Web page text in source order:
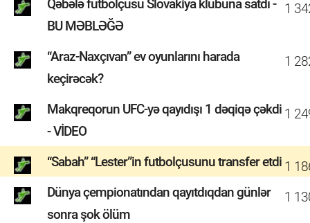
Qəbələ futbolçusu Slovakiya klubuna satdı -
BU MƏBLƏĞƏ
1
“Araz-Naxçıvan” ev oyunlarını harada
keçirəcək?
1
Makqreqorun UFC-yə qayıdışı 1 dəqiqə çəkdi
- VİDEO
1
“Sabah” “Lester”in futbolçusunu transfer etdi 1
Dünya çempionatından qayıtdıqdan günlər
sonra şok ölüm
1